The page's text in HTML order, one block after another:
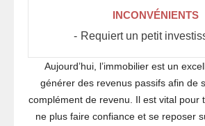
INCONVÉNIENTS
Requiert un petit
Aujourd’hui, l’immobilier est un
générer des revenus passifs afin de
complément de revenu. Il est vital pour
ne plus faire confiance et se reposer